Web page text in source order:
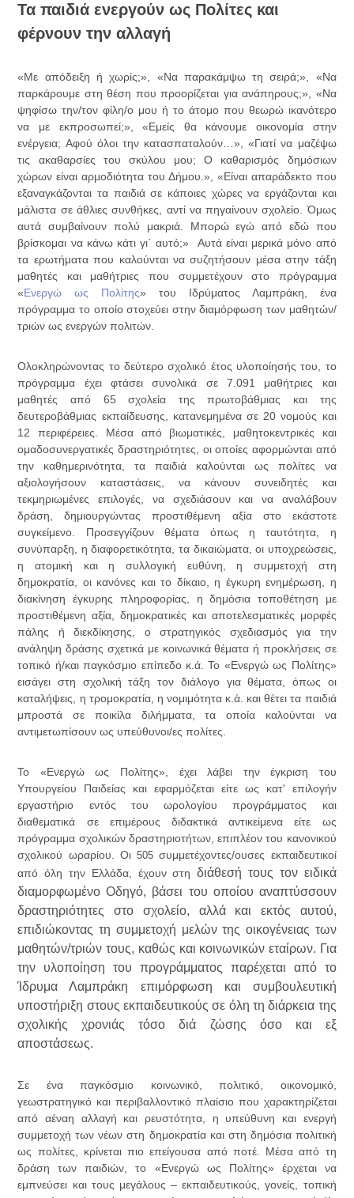
Τα παιδιά ενεργούν ως Πολίτες και
φέρνουν την αλλαγή
«Με απόδειξη ή χωρίς;», «Να παρακάμψω τη σειρά;», «Να
παρκάρουμε στη θέση που προορίζεται για ανάπηρους;», «Να
ψηφίσω την/τον φίλη/ο μου ή το άτομο που θεωρώ ικανότερο
να με εκπροσωπεί;», «Εμείς θα κάνουμε οικονομία στην
ενέργεια; Αφού όλοι την κατασπαταλούν…», «Γιατί να μαζέψω
τις ακαθαρσίες του σκύλου μου; Ο καθαρισμός δημόσιων
χώρων είναι αρμοδιότητα του Δήμου.», «Είναι απαράδεκτο που
εξαναγκάζονται τα παιδιά σε κάποιες χώρες να εργάζονται και
μάλιστα σε άθλιες συνθήκες, αντί να πηγαίνουν σχολείο. Όμως
αυτά συμβαίνουν πολύ μακριά. Μπορώ εγώ από εδώ που
βρίσκομαι να κάνω κάτι γι΄ αυτό;» Αυτά είναι μερικά μόνο από
τα ερωτήματα που καλούνται να συζητήσουν μέσα στην τάξη
μαθητές και μαθήτριες που συμμετέχουν στο πρόγραμμα
«Ενεργώ ως Πολίτης» του Ιδρύματος Λαμπράκη, ένα
πρόγραμμα το οποίο στοχεύει στην διαμόρφωση των μαθητών/
τριών ως ενεργών πολιτών.
Ολοκληρώνοντας το δεύτερο σχολικό έτος υλοποίησής του, το
πρόγραμμα έχει φτάσει συνολικά σε 7.091 μαθήτριες και
μαθητές από 65 σχολεία της πρωτοβάθμιας και της
δευτεροβάθμιας εκπαίδευσης, κατανεμημένα σε 20 νομούς και
12 περιφέρειες. Μέσα από βιωματικές, μαθητοκεντρικές και
ομαδοσυνεργατικές δραστηριότητες, οι οποίες αφορμώνται από
την καθημερινότητα, τα παιδιά καλούνται ως πολίτες να
αξιολογήσουν καταστάσεις, να κάνουν συνειδητές και
τεκμηριωμένες επιλογές, να σχεδιάσουν και να αναλάβουν
δράση, δημιουργώντας προστιθέμενη αξία στο εκάστοτε
συγκείμενο. Προσεγγίζουν θέματα όπως η ταυτότητα, η
συνύπαρξη, η διαφορετικότητα, τα δικαιώματα, οι υποχρεώσεις,
η ατομική και η συλλογική ευθύνη, η συμμετοχή στη
δημοκρατία, οι κανόνες και το δίκαιο, η έγκυρη ενημέρωση, η
διακίνηση έγκυρης πληροφορίας, η δημόσια τοποθέτηση με
προστιθέμενη αξία, δημοκρατικές και αποτελεσματικές μορφές
πάλης ή διεκδίκησης, ο στρατηγικός σχεδιασμός για την
ανάληψη δράσης σχετικά με κοινωνικά θέματα ή προκλήσεις σε
τοπικό ή/και παγκόσμιο επίπεδο κ.ά. Το «Ενεργώ ως Πολίτης»
εισάγει στη σχολική τάξη τον διάλογο για θέματα, όπως οι
καταλήψεις, η τρομοκρατία, η νομιμότητα κ.ά. και θέτει τα παιδιά
μπροστά σε ποικίλα διλήμματα, τα οποία καλούνται να
αντιμετωπίσουν ως υπεύθυνοι/ες πολίτες.
Το «Ενεργώ ως Πολίτης», έχει λάβει την έγκριση του
Υπουργείου Παιδείας και εφαρμόζεται είτε ως κατ' επιλογήν
εργαστήριο εντός του ωρολογίου προγράμματος και
διαθεματικά σε επιμέρους διδακτικά αντικείμενα είτε ως
πρόγραμμα σχολικών δραστηριοτήτων, επιπλέον του κανονικού
σχολικού ωραρίου. Οι505συμμετέχοντες/ουσες εκπαιδευτικοί
από όλη την Ελλάδα, έχουν στηδιάθεσή τους τον ειδικά
διαμορφωμένο Οδηγό, βάσει του οποίου αναπτύσσουν
δραστηριότητες στο σχολείο, αλλά και εκτός αυτού,
επιδιώκοντας τη συμμετοχή μελών της οικογένειας των
μαθητών/τριών τους, καθώς και κοινωνικών εταίρων. Για
την υλοποίηση του προγράμματος παρέχεται από το
Ίδρυμα Λαμπράκη επιμόρφωση και συμβουλευτική
υποστήριξη στους εκπαιδευτικούς σε όλη τη διάρκεια της
σχολικής χρονιάς τόσο διά ζώσης όσο και εξ
αποστάσεως.
Σε ένα παγκόσμιο κοινωνικό, πολιτικό, οικονομικό,
γεωστρατηγικό και περιβαλλοντικό πλαίσιο που χαρακτηρίζεται
από αέναη αλλαγή και ρευστότητα, η υπεύθυνη και ενεργή
συμμετοχή των νέωνστη δημοκρατία και στη δημόσια πολιτική
ως πολίτες, κρίνεται πιο επείγουσα από ποτέ. Μέσα από τη
δράση των παιδιών, το «Ενεργώ ως Πολίτης» έρχεται να
εμπνεύσει και τους μεγάλους – εκπαιδευτικούς, γονείς, τοπική